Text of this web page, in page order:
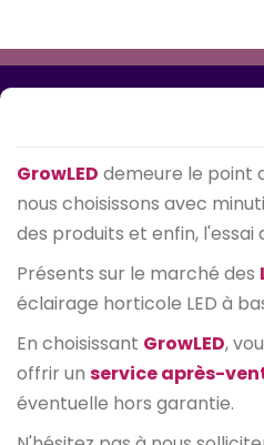
GrowLED demeure le point
nous choisissons avec
des produits et enfin,
Présents sur le marché des
éclairage horticole LED à
En choisissant GrowLED,
offrir un service après-
éventuelle hors garantie.